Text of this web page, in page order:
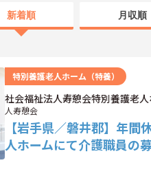
新着順 月収順
特別養護老人ホーム（特養）
社会福祉法人寿憩会特別養護老
人寿憩会
【岩手県／磐井郡】年
人ホームにて介護職員の